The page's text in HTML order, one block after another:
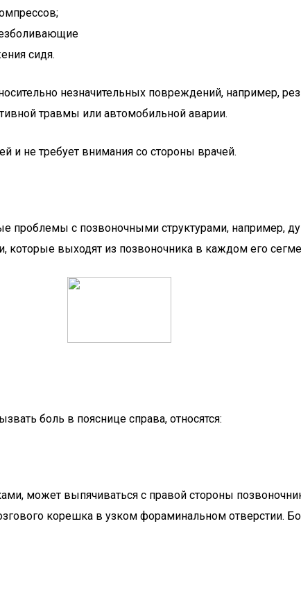
сидя.
незначительных повреждений, например,
травмы или автомобильной аварии.
и не требует внимания со стороны врачей.
проблемы с позвоночными структурами, например,
выходят из позвоночника в каждом его
боль в пояснице справа, относятся:
может выпячиваться с правой стороны
корешка в узком фораминальном отверстии.